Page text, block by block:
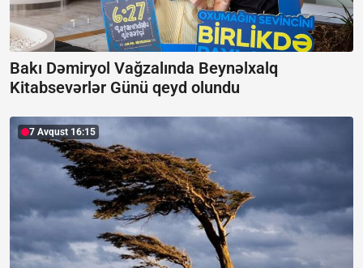
Bakı Dəmiryol Vağzalında Beynəlxalq
Kitabsevərlər Günü qeyd olundu
7 Avqust 16:15